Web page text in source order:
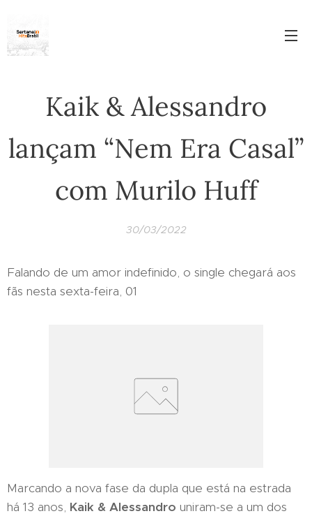
Kaik & Alessandro
lançam “Nem Era Casal”
com Murilo Huff
30/03/2022
Falando de um amor indefinido, o single chegará aos
fãs nesta sexta-feira, 01
Marcando a nova fase da dupla que está na estrada
há 13 anos, Kaik & Alessandro uniram-se a um dos